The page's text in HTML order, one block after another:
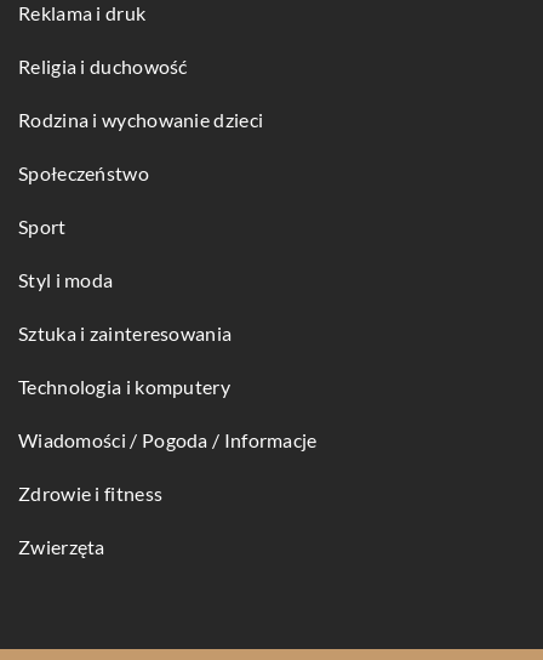
Reklama i druk
Religia i duchowość
Rodzina i wychowanie dzieci
Społeczeństwo
Sport
Styl i moda
Sztuka i zainteresowania
Technologia i komputery
Wiadomości / Pogoda / Informacje
Zdrowie i fitness
Zwierzęta